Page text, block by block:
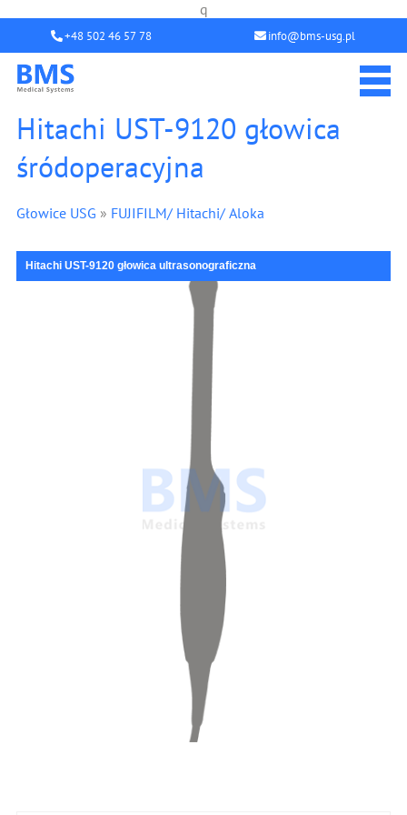
q
+48 502 46 57 78 info@bms-usg.pl
Hitachi UST-9120 głowica
śródoperacyjna
Głowice USG » FUJIFILM/ Hitachi/ Aloka
Hitachi UST-9120 głowica ultrasonograficzna